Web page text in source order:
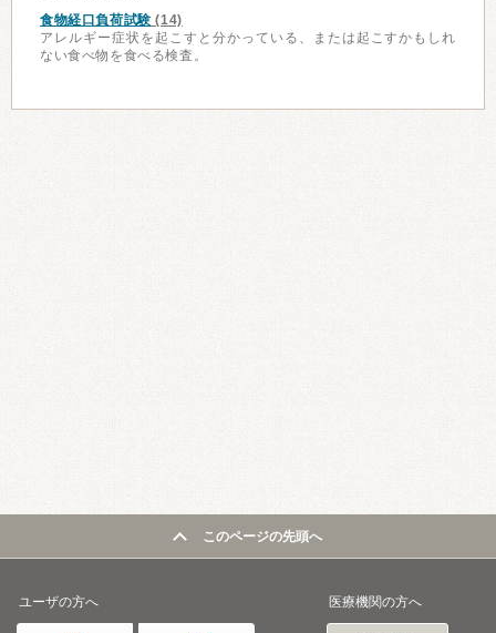
食物経口負荷試験 (14)
アレルギー症状を起こすと分かっている、または起こすかもしれ
ない食べ物を食べる検査。
このページの先頭へ
ユーザの方へ 医療機関の方へ